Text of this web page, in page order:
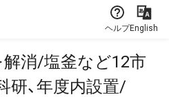
ヘルプEnglish
消/塩釜など12市
研、年度内設置/